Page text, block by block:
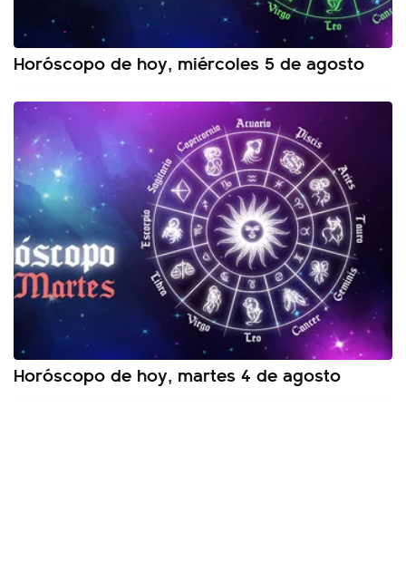
Horóscopo de hoy, miércoles 5 de agosto
Horóscopo de hoy, martes 4 de agosto